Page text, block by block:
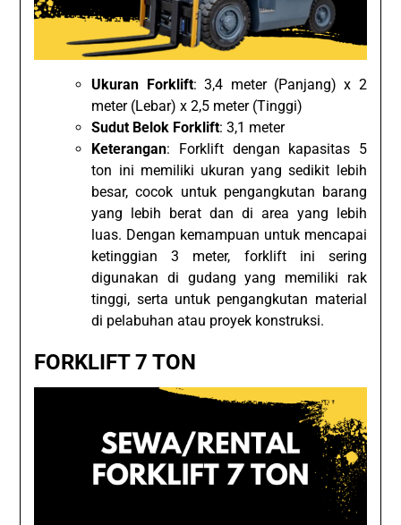
Ukuran Forklift: 3,4 meter (Panjang) x 2
meter (Lebar) x 2,5 meter (Tinggi)
Sudut Belok Forklift: 3,1 meter
Keterangan: Forklift dengan kapasitas 5
ton ini memiliki ukuran yang sedikit lebih
besar, cocok untuk pengangkutan barang
yang lebih berat dan di area yang lebih
luas. Dengan kemampuan untuk mencapai
ketinggian 3 meter, forklift ini sering
digunakan di gudang yang memiliki rak
tinggi, serta untuk pengangkutan material
di pelabuhan atau proyek konstruksi.
FORKLIFT 7 TON